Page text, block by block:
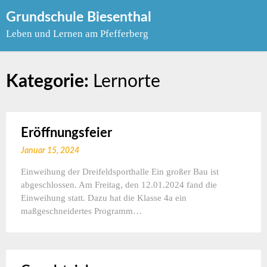
to
Grundschule Biesenthal
Leben und Lernen am Pfefferberg
Kategorie: Lernorte
Eröffnungsfeier
Januar 15, 2024
Einweihung der Dreifeldsporthalle Ein großer Bau ist
abgeschlossen. Am Freitag, den 12.01.2024 fand die
Einweihung statt. Dazu hat die Klasse 4a ein
maßgeschneidertes Programm…